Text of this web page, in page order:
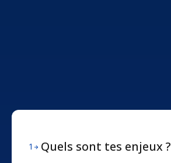
1 Quels sont tes enjeux ?